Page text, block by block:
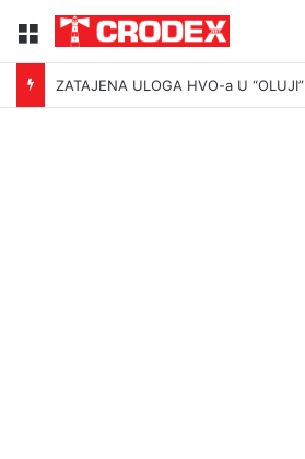
Menu
ZATAJENA ULOGA HVO-a U “OLUJI”